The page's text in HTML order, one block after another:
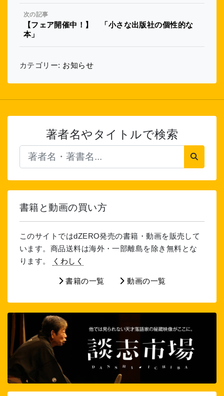
次の記事
【フェア開催中！】 「小さな出版社の個性的な
本」
カテゴリー: お知らせ
著者名やタイトルで検索
書籍と動画の買い方
このサイトではdZERO発売の書籍・動画を販売して
います。商品送料は海外・一部離島を除き無料とな
ります。
くわしく
書籍の一覧 動画の一覧